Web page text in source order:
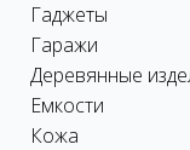
Гаджеты
Гаражи
Деревянные
Емкости
Кожа